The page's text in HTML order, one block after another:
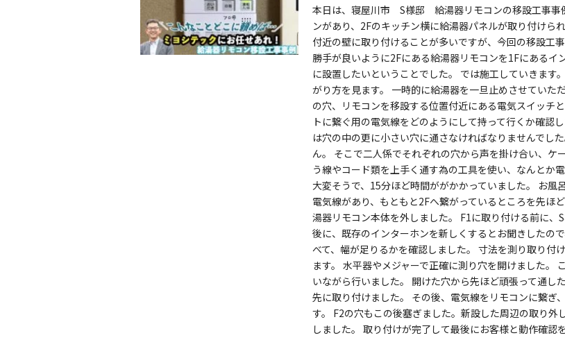
本日は、寝屋川市 S様邸 給湯器リモコンの移設工事事
ンがあり、2Fのキッチン横に給湯器パネルが取り付けら
付近の壁に取り付けることが多いですが、今回の移設工
勝手が良いように2Fにある給湯器リモコンを1Fにあるイ
に設置したいということでした。 では施工していきます
がり方を見ます。 一時的に給湯器を一旦止めさせていた
の穴、リモコンを移設する位置付近にある電気スイッチ
トに繋ぐ用の電気線をどのようにして持って行くか確認
は穴の中の更に小さい穴に通さなければなりませんでし
ん。 そこで二人係でそれぞれの穴から声を掛け合い、
う線やコード類を上手く通す為の工具を使い、なんとか
大変そうで、15分ほど時間ががかかっていました。 お
電気線があり、もともと2Fへ繋がっているところを先ほ
湯器リモコン本体を外しました。 F1に取り付ける前に
後に、既存のインターホンを新しくするとお聞きしたの
べて、幅が足りるかを確認しました。 寸法を測り取り付
ます。 水平器やメジャーで正確に測り穴を開けました。
いながら行いました。 開けた穴から先ほど頑張って通
先に取り付けました。 その後、電気線をリモコンに繋
す。 F2の穴もこの後塞ぎました。新設した周辺の取り
しました。 取り付けが完了して最後にお客様と動作確